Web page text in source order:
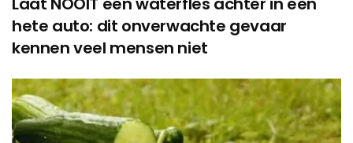
hete auto: dit onverwachte gevaar
kennen veel mensen niet